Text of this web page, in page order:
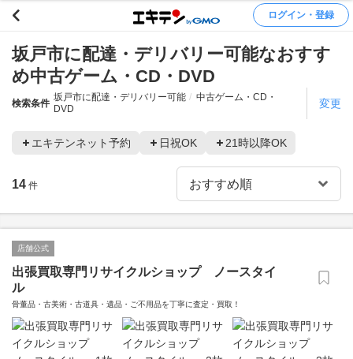
ログイン・登録
坂戸市に配達・デリバリー可能なおすす
め中古ゲーム・CD・DVD
検索条件
坂戸市に配達・デリバリー可能
中古ゲーム・CD・
DVD
変更
エキテンネット予約 日祝OK 21時以降OK
14 件
店舗公式
出張買取専門リサイクルショップ ノースタイ
ル
骨董品・古美術・古道具・遺品・ご不用品を丁寧に査定・買取！